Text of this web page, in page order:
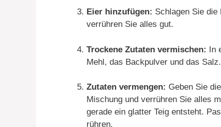
Eier hinzufügen: Schlagen Sie
verrühren Sie alles gut.
Trockene Zutaten vermischen: In
Mehl, das Backpulver und das Salz.
Zutaten vermengen: Geben Sie
Mischung und verrühren Sie alles
gerade ein glatter Teig entsteht.
rühren.